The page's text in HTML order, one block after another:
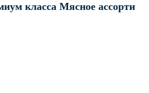
класса Мясное ассорти